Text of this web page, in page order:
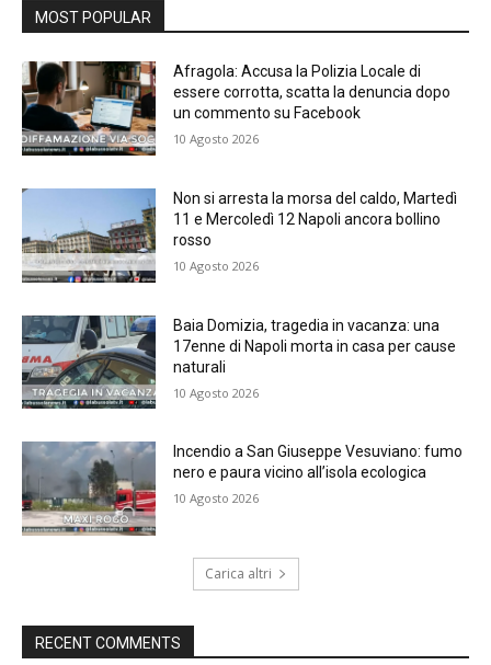
MOST POPULAR
Afragola: Accusa la Polizia Locale di
essere corrotta, scatta la denuncia dopo
un commento su Facebook
10 Agosto 2026
Non si arresta la morsa del caldo, Martedì
11 e Mercoledì 12 Napoli ancora bollino
rosso
10 Agosto 2026
Baia Domizia, tragedia in vacanza: una
17enne di Napoli morta in casa per cause
naturali
10 Agosto 2026
Incendio a San Giuseppe Vesuviano: fumo
nero e paura vicino all’isola ecologica
10 Agosto 2026
Carica altri
RECENT COMMENTS